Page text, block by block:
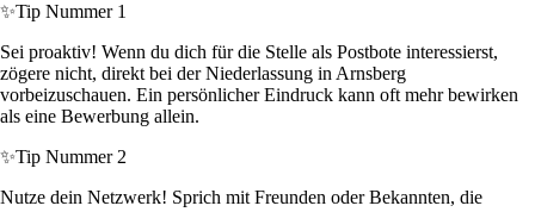
✨Tip Nummer 1
Sei proaktiv! Wenn du dich für die Stelle als Postbote interessierst,
zögere nicht, direkt bei der Niederlassung in Arnsberg
vorbeizuschauen. Ein persönlicher Eindruck kann oft mehr bewirken
als eine Bewerbung allein.
✨Tip Nummer 2
Nutze dein Netzwerk! Sprich mit Freunden oder Bekannten, die